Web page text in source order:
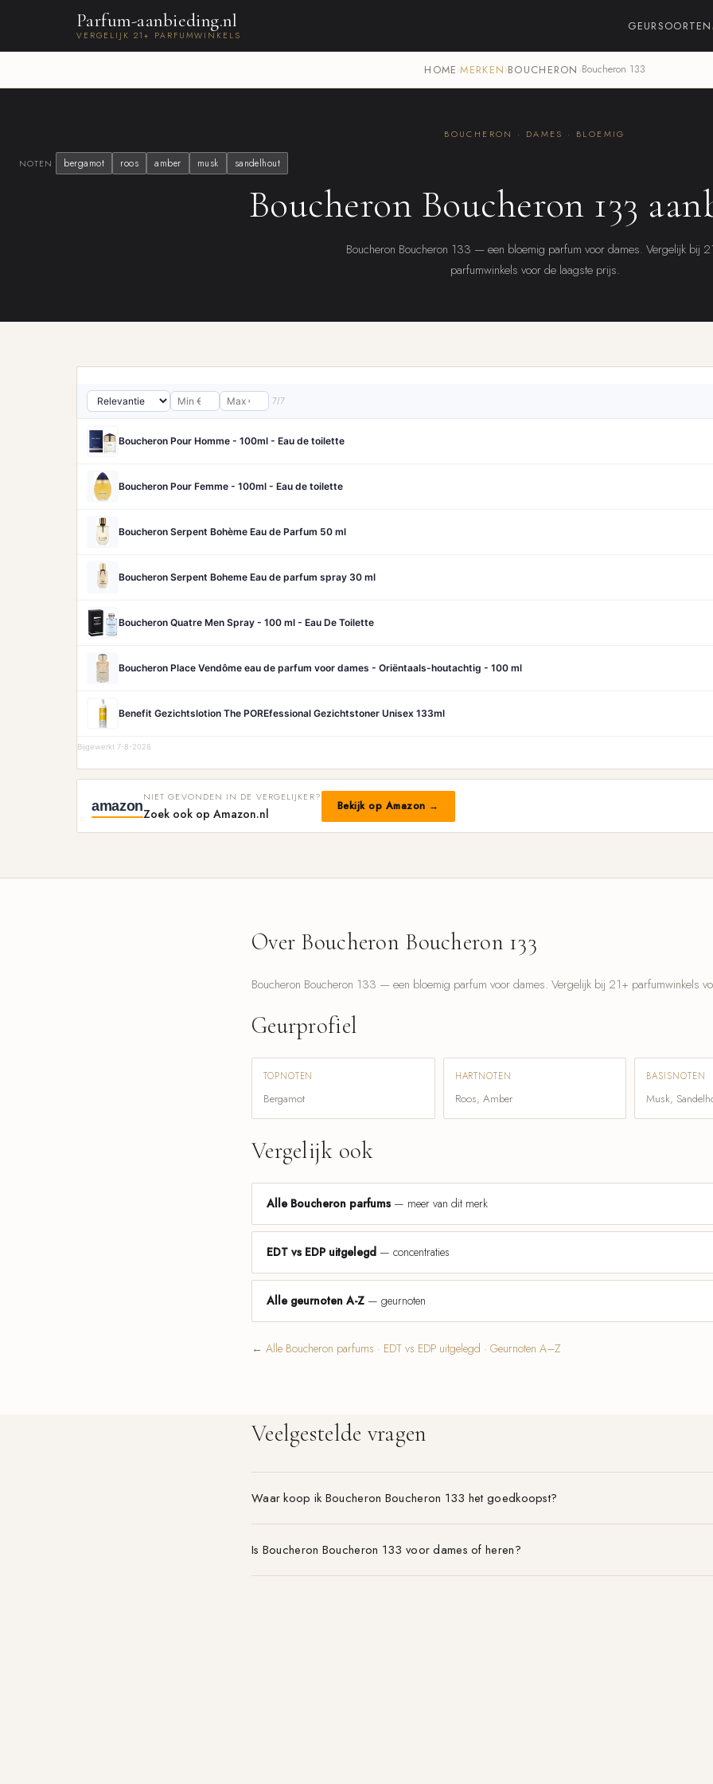
Parfum-aanbieding.nl
VERGELIJK 21+ PARFUMWINKELS
GEURSOORTEN
HOME›MERKEN›BOUCHERON ›Boucheron 133
BOUCHERON · DAMES · BLOEMIG
NOTEN bergamot roos amber musk sandelhout
Boucheron Boucheron 133
Boucheron Boucheron 133 — een bloemig parfum voor dames. Vergelijk bij
parfumwinkels voor de laagste prijs.
7/7
Boucheron Pour Homme - 100ml - Eau de toilette
Boucheron Pour Femme - 100ml - Eau de toilette
Boucheron Serpent Bohème Eau de Parfum 50 ml
Boucheron Serpent Boheme Eau de parfum spray 30 ml
Boucheron Quatre Men Spray - 100 ml - Eau De Toilette
Boucheron Place Vendôme eau de parfum voor dames - Oriëntaals-houtachtig - 100 ml
Benefit Gezichtslotion The POREfessional Gezichtstoner Unisex 133ml
Bijgewerkt 7-8-2026
amazon
NIET GEVONDEN IN DE VERGELIJKER?
Zoek ook op Amazon.nl Bekijk op Amazon →
Over Boucheron Boucheron 133
Boucheron Boucheron 133 — een bloemig parfum voor dames. Vergelijk bij 21+ parfumwinkels
Geurprofiel
TOPNOTEN
Bergamot
HARTNOTEN
Roos, Amber
BASISNOTEN
Musk,
Vergelijk ook
Alle Boucheron parfums — meer van dit merk
EDT vs EDP uitgelegd — concentraties
Alle geurnoten A-Z — geurnoten
← Alle Boucheron parfums · EDT vs EDP uitgelegd · Geurnoten A–Z
Veelgestelde vragen
Waar koop ik Boucheron Boucheron 133 het goedkoopst?
Is Boucheron Boucheron 133 voor dames of heren?